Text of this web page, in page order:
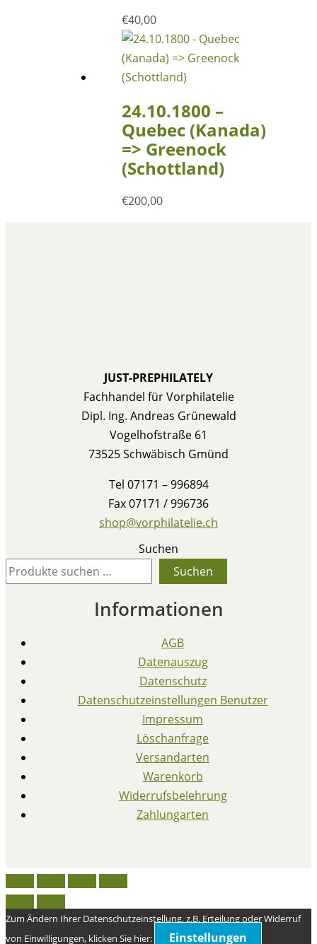
€40,00
24.10.1800 –
Quebec (Kanada)
=> Greenock
(Schottland)
€200,00
JUST-PREPHILATELY
Fachhandel für Vorphilatelie
Dipl. Ing. Andreas Grünewald
Vogelhofstraße 61
73525 Schwäbisch Gmünd
Tel 07171 – 996894
Fax 07171 / 996736
shop@vorphilatelie.ch
Suchen
Suchen
Informationen
AGB
Datenauszug
Datenschutz
Datenschutzeinstellungen Benutzer
Impressum
Löschanfrage
Versandarten
Warenkorb
Widerrufsbelehrung
Zahlungarten
Zum Ändern Ihrer Datenschutzeinstellung, z.B. Erteilung oder Widerruf
von Einwilligungen, klicken Sie hier:
Einstellungen